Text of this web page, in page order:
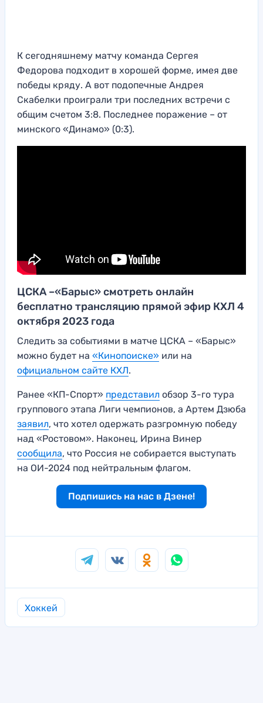
К сегодняшнему матчу команда Сергея
Федорова подходит в хорошей форме, имея две
победы кряду. А вот подопечные Андрея
Скабелки проиграли три последних встречи с
общим счетом 3:8. Последнее поражение – от
минского «Динамо» (0:3).
ЦСКА –«Барыс» смотреть онлайн
бесплатно трансляцию прямой эфир КХЛ 4
октября 2023 года
Следить за событиями в матче ЦСКА – «Барыс»
можно будет на «Кинопоиске» или на
официальном сайте КХЛ.
Ранее «КП-Спорт» представил обзор 3-го тура
группового этапа Лиги чемпионов, а Артем Дзюба
заявил, что хотел одержать разгромную победу
над «Ростовом». Наконец, Ирина Винер
сообщила, что Россия не собирается выступать
на ОИ-2024 под нейтральным флагом.
Подпишись на нас в Дзене!
Хоккей